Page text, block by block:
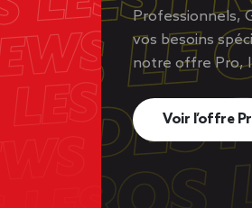
Professionnels,
vos besoins
notre offre Pro,
Voir l’offre